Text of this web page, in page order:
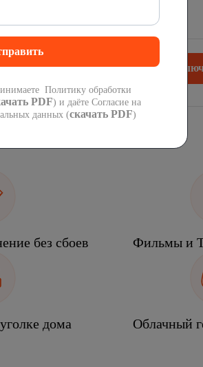
на номера России
300
без сбоев Фильмы и
дома Облачный
Политику обработки
PDF) и даёте Согласие на
данных (скачать PDF)